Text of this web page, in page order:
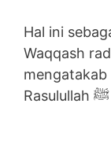
Hal ini
Waqqash